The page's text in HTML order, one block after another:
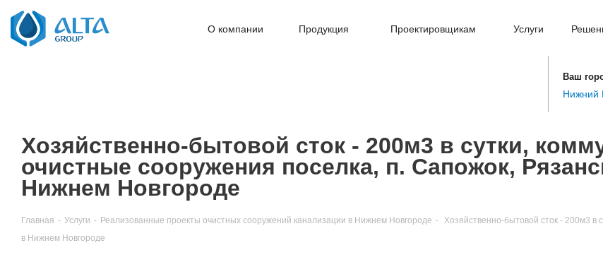
О компании Продукция Проектировщикам Услуги
Ваш
Нижний
Хозяйственно-бытовой сток - 200м3 в сутки,
очистные сооружения поселка, п. Сапожок,
Нижнем Новгороде
Главная - Услуги - Реализованные проекты очистных сооружений канализации в Нижнем Новгороде - Хозяйственно-бытовой сток - 200м3 в
Нижнем Новгороде